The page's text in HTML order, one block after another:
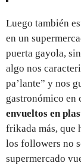
Luego también
en un
puerta gayola,
algo nos
pa’lante” y nos
gastronómico en
envueltos en
frikada más, que
los followers no
supermercado